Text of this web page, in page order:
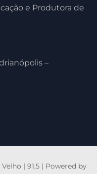
e Produtora de
–
| 91,5 | Powered by